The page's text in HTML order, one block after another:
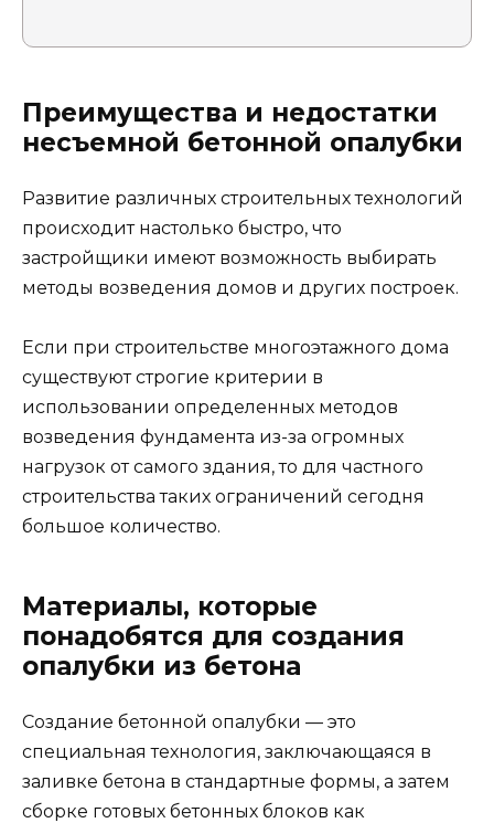
Преимущества и недостатки
несъемной бетонной опалубки
Развитие различных строительных технологий
происходит настолько быстро, что
застройщики имеют возможность выбирать
методы возведения домов и других построек.
Если при строительстве многоэтажного дома
существуют строгие критерии в
использовании определенных методов
возведения фундамента из-за огромных
нагрузок от самого здания, то для частного
строительства таких ограничений сегодня
большое количество.
Материалы, которые
понадобятся для создания
опалубки из бетона
Создание бетонной опалубки — это
специальная технология, заключающаяся в
заливке бетона в стандартные формы, а затем
сборке готовых бетонных блоков как